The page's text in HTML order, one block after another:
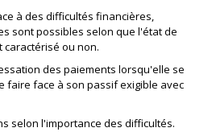
à des difficultés financières,
sont possibles selon que l'état de
ou non.
des paiements lorsqu'elle se
faire face à son passif exigible avec
selon l'importance des difficultés.